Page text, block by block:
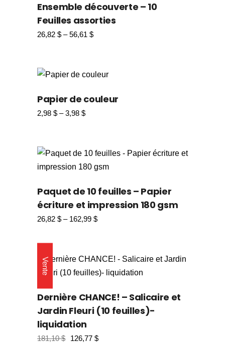
Ensemble découverte – 10
Feuilles assorties
26,82 $ –56,61 $
Papier de couleur
2,98 $ –3,98 $
Paquet de 10 feuilles – Papier
écriture et impression 180 gsm
26,82 $ – 162,99 $
Vente
Dernière CHANCE! – Salicaire et
Jardin Fleuri (10 feuilles)-
liquidation
181,10$ 126,77 $